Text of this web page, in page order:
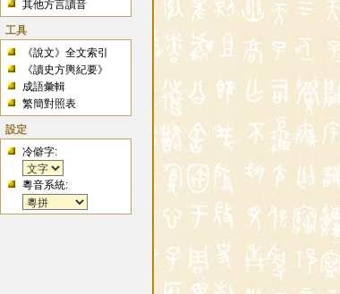
其他方言讀音
工具
《說文》全文索引
《讀史方輿紀要》
成語彙輯
繁簡對照表
設定
冷僻字:
粵音系統: